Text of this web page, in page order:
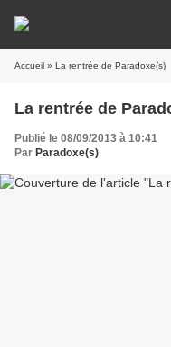
Accueil » La rentrée de Paradoxe(s)
La rentrée de
Publié le 08/09/2013 à 10:41
Par Paradoxe(s)